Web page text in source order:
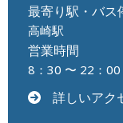
最寄り駅・バス
高崎駅
営業時間
8：30 〜 22：00
詳しいアク